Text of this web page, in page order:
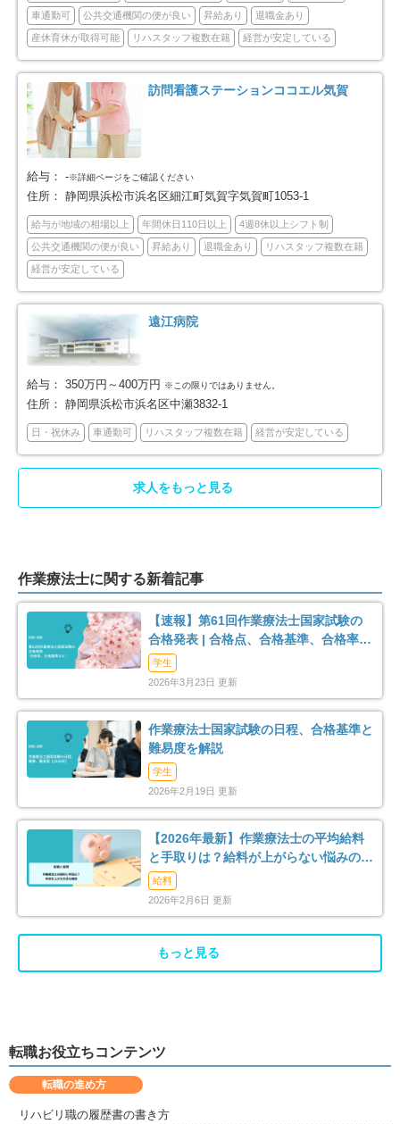
伊豆市 4 御前崎市 7
菊川市 伊豆の国市
牧之原市 5
賀茂郡河津町
田方郡函南町 7 駿東郡清水町 9
駿東郡長泉町 5 駿東郡小山町 1
浜松市中央区 139
車通勤可 公共交通機関の便が良い 昇給あり 退職金あり
産休育休が取得可能 リハスタッフ複数在籍 経営が安定している
訪問看護ステーションココエル気賀
給与： -※詳細ページをご確認ください
住所： 静岡県浜松市浜名区細江町気賀字気賀町1053-1
給与が地域の相場以上 年間休日110日以上 4週8休以上シフト制
公共交通機関の便が良い 昇給あり 退職金あり リハスタッフ複数在籍
経営が安定している
遠江病院
給与： 350万円～400万円 ※この限りではありません。
住所： 静岡県浜松市浜名区中瀬3832-1
日・祝休み 車通勤可 リハスタッフ複数在籍 経営が安定している
求人をもっと見る
作業療法士に関する新着記事
【速報】第61回作業療法士国家試験の
合格発表 | 合格点、合格基準、合格率
（2026年）
学生
2026年3月23日 更新
作業療法士国家試験の日程、合格基準と
難易度を解説
学生
2026年2月19日 更新
【2026年最新】作業療法士の平均給料
と手取りは？給料が上がらない悩みの解
消法まで解説
給料
2026年2月6日 更新
もっと見る
転職お役立ちコンテンツ
転職の進め方
リハビリ職の履歴書の書き方